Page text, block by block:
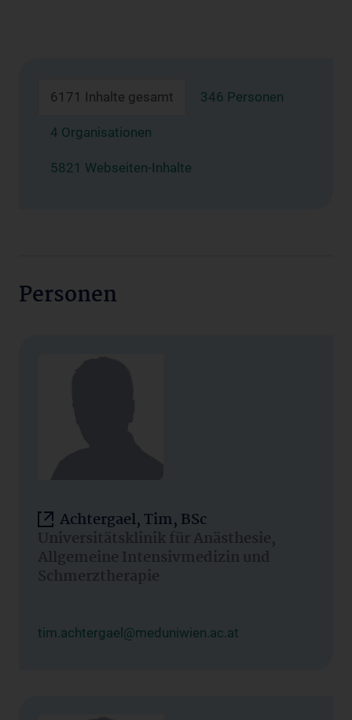
6171 Inhalte gesamt 346 Personen
4 Organisationen
5821 Webseiten-Inhalte
Personen
Achtergael, Tim, BSc
Universitätsklinik für Anästhesie,
Allgemeine Intensivmedizin und
Schmerztherapie
tim.achtergael@meduniwien.ac.at